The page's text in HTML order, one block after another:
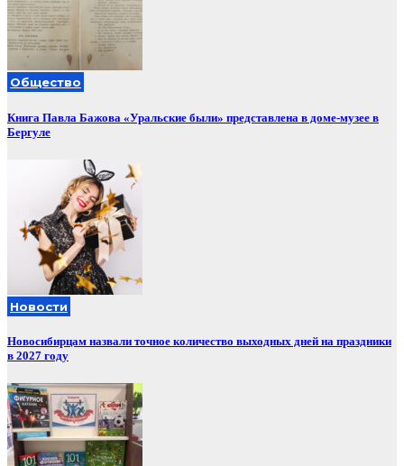
Общество
Книга Павла Бажова «Уральские были» представлена в доме-музее в
Бергуле
Новости
Новосибирцам назвали точное количество выходных дней на праздники
в 2027 году